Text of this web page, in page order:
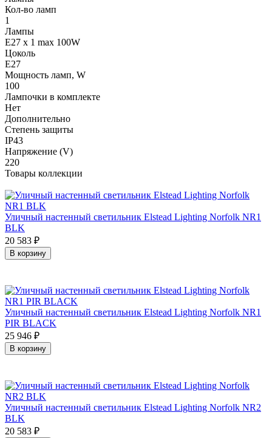
Кол-во ламп
1
Лампы
E27 x 1 max 100W
Цоколь
E27
Мощность ламп, W
100
Лампочки в комплекте
Нет
Дополнительно
Степень защиты
IP43
Напряжение (V)
220
Товары коллекции
Уличный настенный светильник Elstead Lighting Norfolk NR1
BLK
20 583 ₽
В корзину
Уличный настенный светильник Elstead Lighting Norfolk NR1
PIR BLACK
25 946 ₽
В корзину
Уличный настенный светильник Elstead Lighting Norfolk NR2
BLK
20 583 ₽